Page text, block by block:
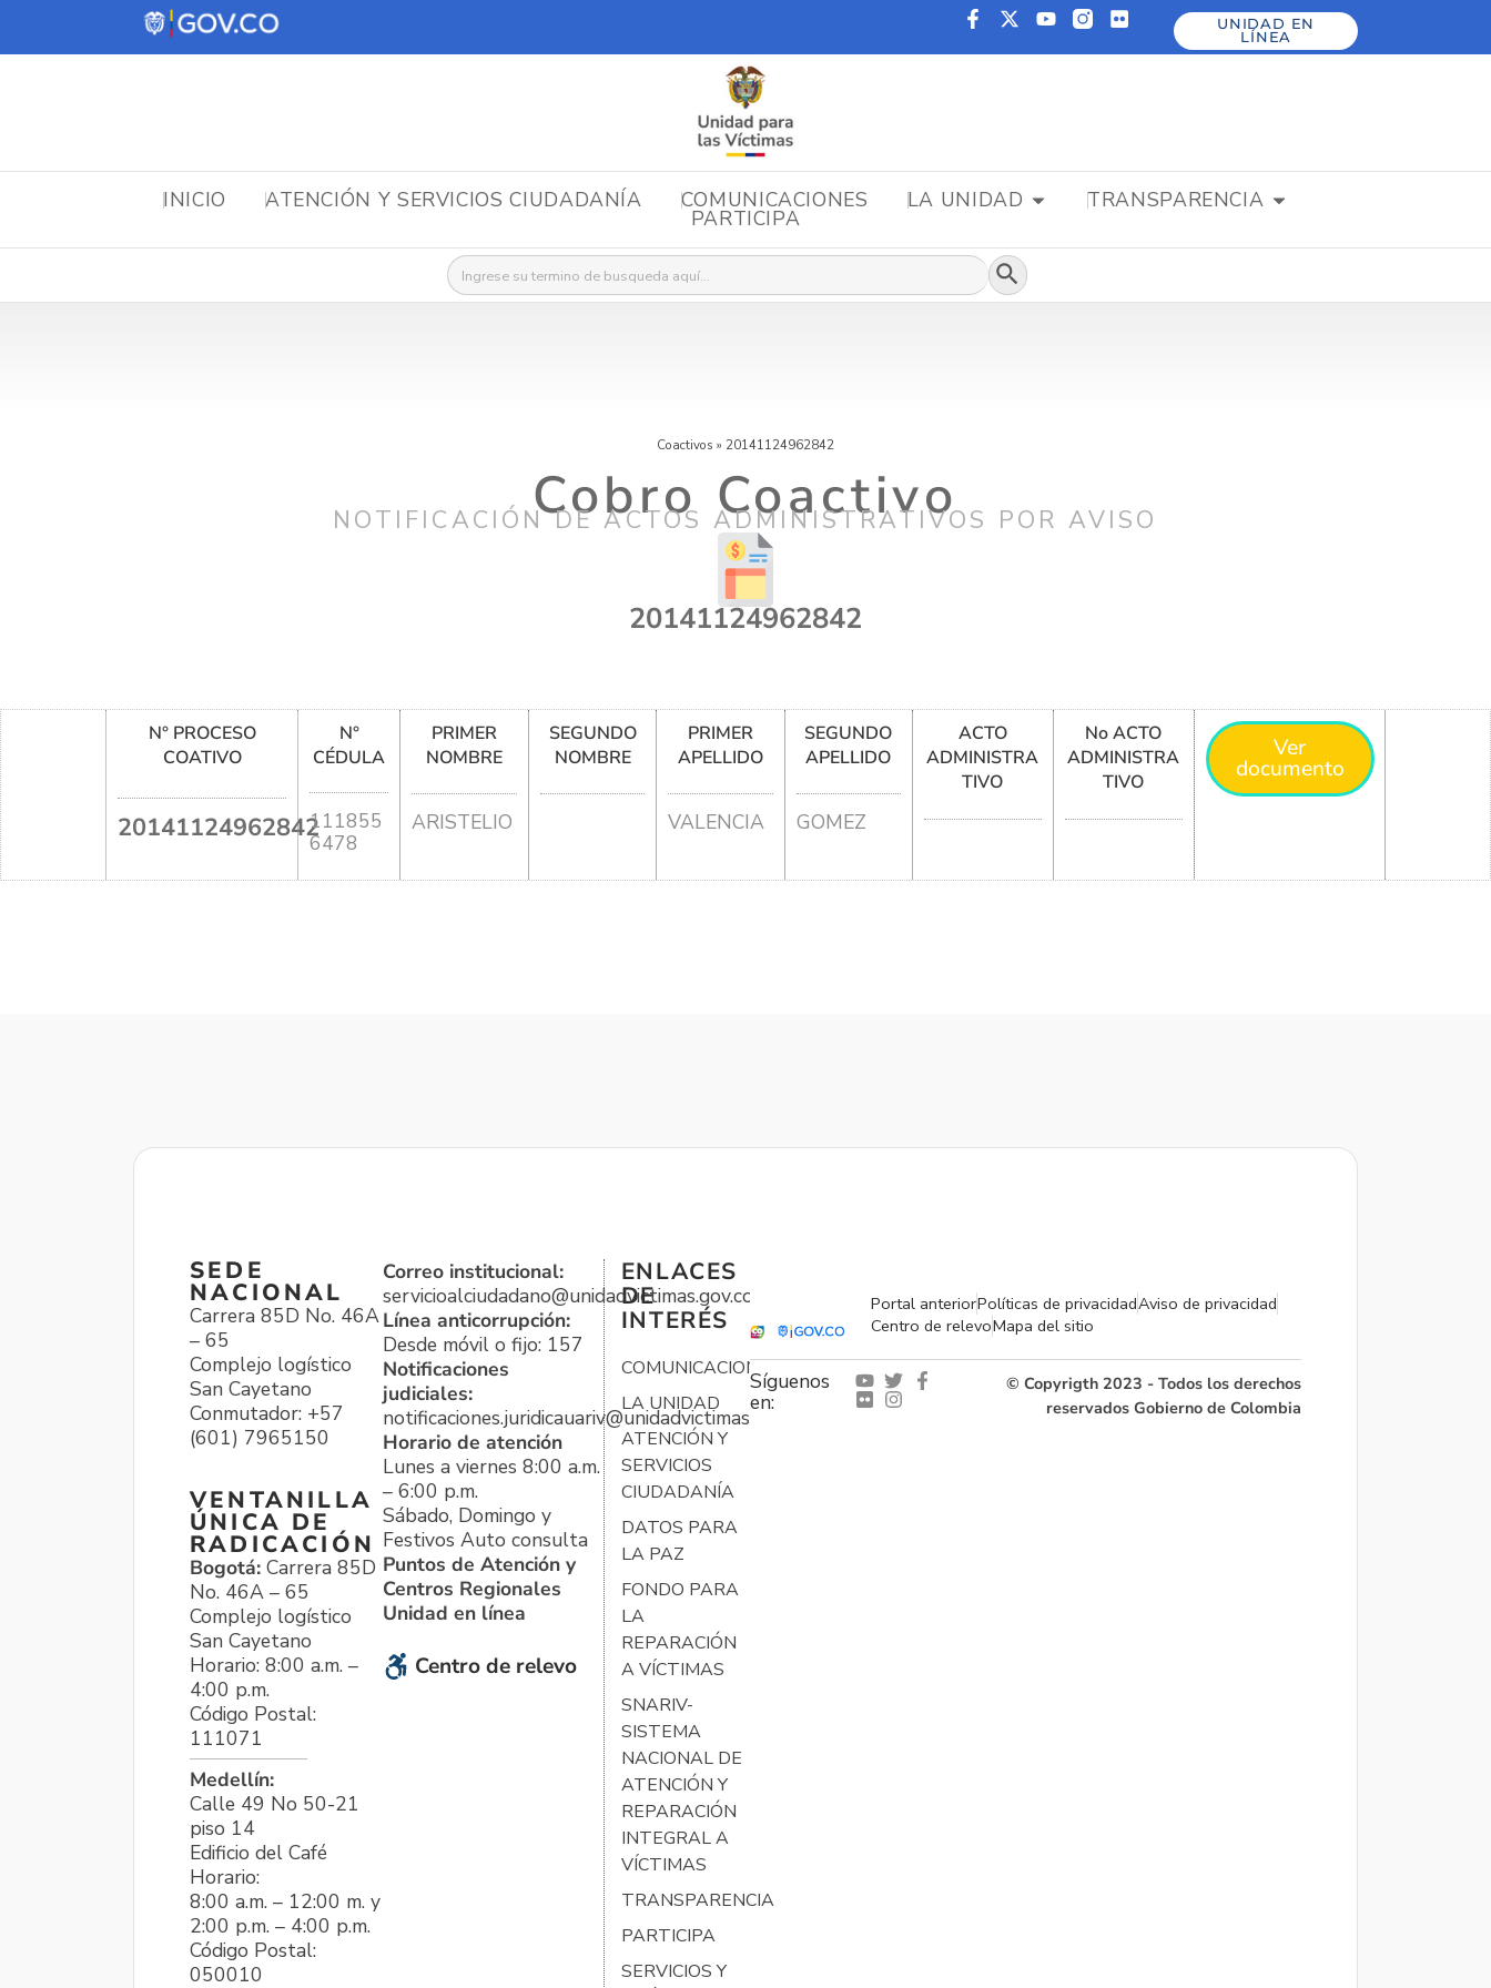
UNIDAD EN
LÍNEA
INICIO ATENCIÓN Y SERVICIOS CIUDADANÍA COMUNICACIONES LA UNIDAD TRANSPARENCIA
PARTICIPA
Buscar: Botón de búsqueda
Coactivos » 20141124962842
Cobro Coactivo
NOTIFICACIÓN DE ACTOS ADMINISTRATIVOS POR AVISO
20141124962842
N° PROCESO
COATIVO
20141124962842
N°
CÉDULA
111855
6478
PRIMER
NOMBRE
ARISTELIO
SEGUNDO
NOMBRE
PRIMER
APELLIDO
VALENCIA
SEGUNDO
APELLIDO
GOMEZ
ACTO
ADMINISTRA
TIVO
No ACTO
ADMINISTRA
TIVO
Ver
documento
SEDE
NACIONAL
Carrera 85D No. 46A
– 65
Complejo logístico
San Cayetano
Conmutador: +57
(601) 7965150
VENTANILLA
ÚNICA DE
RADICACIÓN
Bogotá: Carrera 85D
No. 46A – 65
Complejo logístico
San Cayetano
Horario: 8:00 a.m. –
4:00 p.m.
Código Postal:
111071
Medellín:
Calle 49 No 50-21
piso 14
Edificio del Café
Horario:
8:00 a.m. – 12:00 m. y
2:00 p.m. – 4:00 p.m.
Código Postal:
050010
Correo institucional:
servicioalciudadano@unidadvictimas.gov.co
Línea anticorrupción:
Desde móvil o fijo: 157
Notificaciones
judiciales:
notificaciones.juridicauariv@unidadvictimas.gov.co
Horario de atención
Lunes a viernes 8:00 a.m.
– 6:00 p.m.
Sábado, Domingo y
Festivos Auto consulta
Puntos de Atención y
Centros Regionales
Unidad en línea
Centro de relevo
ENLACES
DE
INTERÉS
COMUNICACIONES
LA UNIDAD
ATENCIÓN Y
SERVICIOS
CIUDADANÍA
DATOS PARA
LA PAZ
FONDO PARA
LA
REPARACIÓN
A VÍCTIMAS
SNARIV-
SISTEMA
NACIONAL DE
ATENCIÓN Y
REPARACIÓN
INTEGRAL A
VÍCTIMAS
TRANSPARENCIA
PARTICIPA
SERVICIOS Y
Portal anteriorPolíticas de privacidadAviso de privacidad
Centro de relevoMapa del sitio
Síguenos
en:
© Copyrigth 2023 - Todos los derechos
reservados Gobierno de Colombia